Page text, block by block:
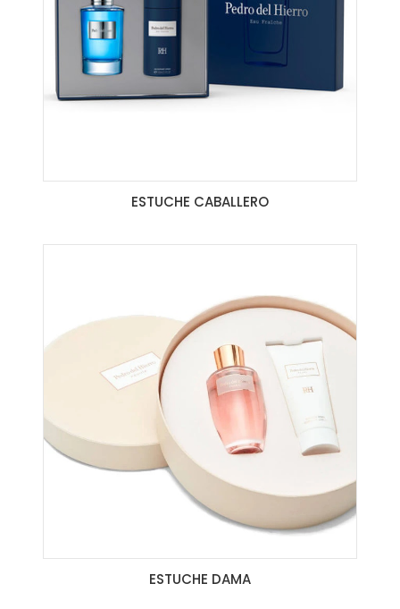
ESTUCHE CABALLERO
ESTUCHE DAMA